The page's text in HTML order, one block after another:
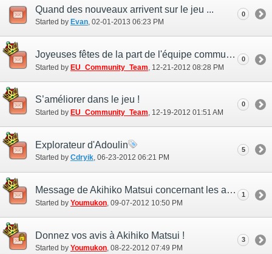
Quand des nouveaux arrivent sur le jeu ...
Started by Evan‎, 02-01-2013 06:23 PM
0
Joyeuses fêtes de la part de l'équipe communautaire
Started by EU_Community_Team ‎, 12-21-2012 08:28 PM
0
S’améliorer dans le jeu !
Started by EU_Community_Team‎, 12-19-2012 01:51 AM
0
Explorateur d'Adoulin
Started by Cdryik‎, 06-23-2012 06:21 PM
5
Message de Akihiko Matsui concernant les aptitudes de job spéciales
Started by Youmukon ‎, 09-07-2012 10:50 PM
1
Donnez vos avis à Akihiko Matsui !
Started by Youmukon‎, 08-22-2012 07:49 PM
3